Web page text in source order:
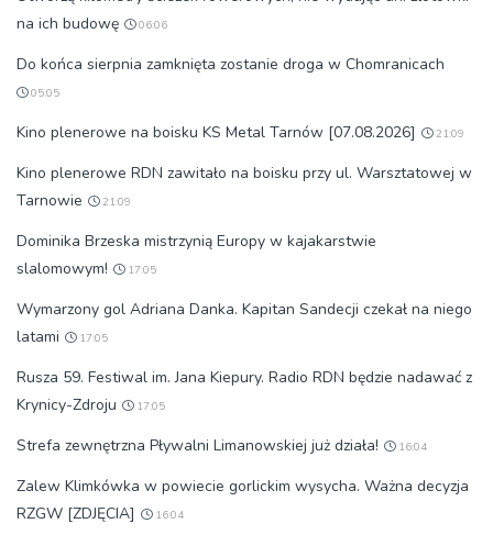
na ich budowę
06:06
Do końca sierpnia zamknięta zostanie droga w Chomranicach
05:05
Kino plenerowe na boisku KS Metal Tarnów [07.08.2026] 21:09
Kino plenerowe RDN zawitało na boisku przy ul. Warsztatowej w
Tarnowie
21:09
Dominika Brzeska mistrzynią Europy w kajakarstwie
slalomowym!
17:05
Wymarzony gol Adriana Danka. Kapitan Sandecji czekał na niego
latami
17:05
Rusza 59. Festiwal im. Jana Kiepury. Radio RDN będzie nadawać z
Krynicy-Zdroju
17:05
Strefa zewnętrzna Pływalni Limanowskiej już działa! 16:04
Zalew Klimkówka w powiecie gorlickim wysycha. Ważna decyzja
RZGW [ZDJĘCIA]
16:04